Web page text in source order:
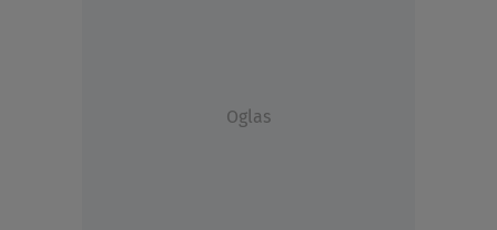
Oglas